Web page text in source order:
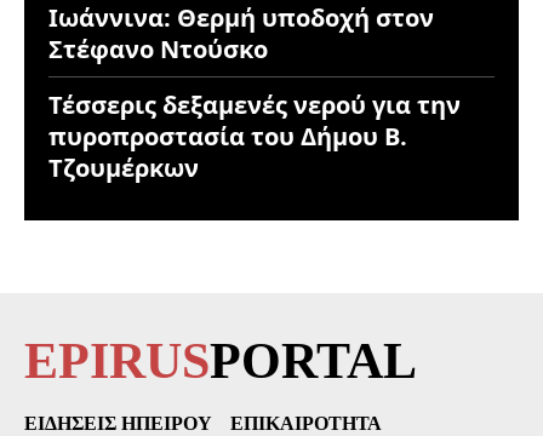
Ιωάννινα: Θερμή υποδοχή στον
Στέφανο Ντούσκο
Τέσσερις δεξαμενές νερού για την
πυροπροστασία του Δήμου Β.
Τζουμέρκων
EPIRUSPORTAL
ΕΙΔΉΣΕΙΣ ΗΠΕΊΡΟΥ
ΕΠΙΚΑΙΡΌΤΗΤΑ